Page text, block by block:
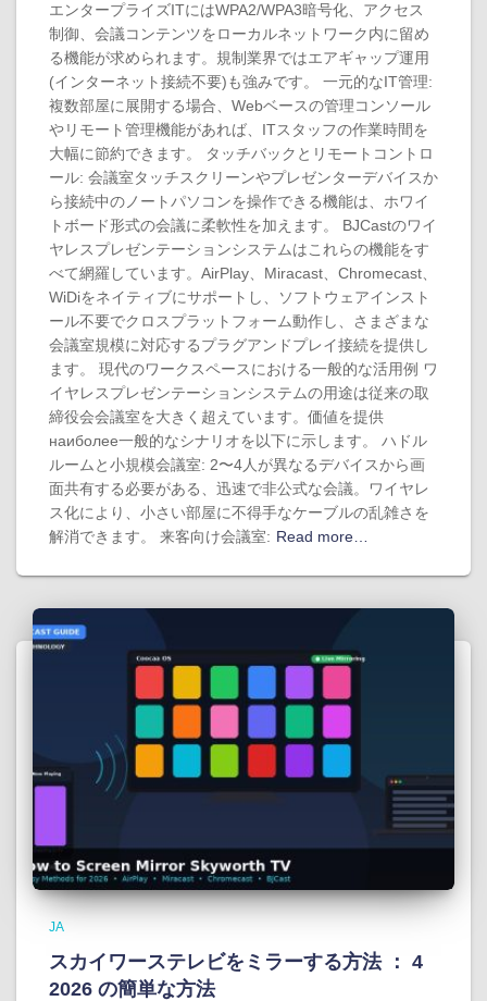
エンタープライズITにはWPA2/WPA3暗号化、アクセス
制御、会議コンテンツをローカルネットワーク内に留め
る機能が求められます。規制業界ではエアギャップ運用
(インターネット接続不要)も強みです。 一元的なIT管理:
複数部屋に展開する場合、Webベースの管理コンソール
やリモート管理機能があれば、ITスタッフの作業時間を
大幅に節約できます。 タッチバックとリモートコントロ
ール: 会議室タッチスクリーンやプレゼンターデバイスか
ら接続中のノートパソコンを操作できる機能は、ホワイ
トボード形式の会議に柔軟性を加えます。 BJCastのワイ
ヤレスプレゼンテーションシステムはこれらの機能をす
べて網羅しています。AirPlay、Miracast、Chromecast、
WiDiをネイティブにサポートし、ソフトウェアインスト
ール不要でクロスプラットフォーム動作し、さまざまな
会議室規模に対応するプラグアンドプレイ接続を提供し
ます。 現代のワークスペースにおける一般的な活用例 ワ
イヤレスプレゼンテーションシステムの用途は従来の取
締役会会議室を大きく超えています。価値を提供
наиболее一般的なシナリオを以下に示します。 ハドル
ルームと小規模会議室: 2〜4人が異なるデバイスから画
面共有する必要がある、迅速で非公式な会議。ワイヤレ
ス化により、小さい部屋に不得手なケーブルの乱雑さを
解消できます。 来客向け会議室: Read more…
JA
スカイワーステレビをミラーする方法 ： 4
2026 の簡単な方法